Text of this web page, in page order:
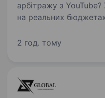
арбітражу з
на реальних
пройшли цей шлях?
2 год. тому